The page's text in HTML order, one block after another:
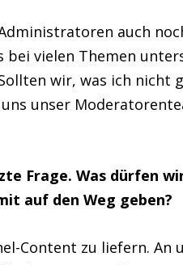
auch
vielen Themen
wir, was ich nicht
unser
Frage. Was dürfen
auf den Weg geben?
Content zu liefern. An